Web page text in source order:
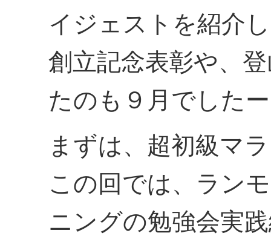
イジェストを紹介
創立記念表彰や、
たのも９月でした
まずは、超初級マ
この回では、ラン
ニングの勉強会実